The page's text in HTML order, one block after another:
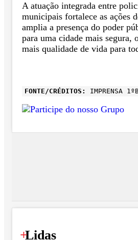
A atuação integrada entre
municipais fortalece as ações
amplia a presença do poder
para uma cidade mais segura,
mais qualidade de vida para
FONTE/CRÉDITOS: IMPRENSA
+
Lidas